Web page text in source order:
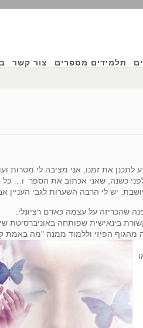
תלמידים מספרים צור קשר
לתכנן את זמנו, אני מציבה לי מטרות
כשנה, שאני אכתוב את הספר ו… כל
יש לי הרבה השערות לגבי העניין
שהכריזה על עצמה כאדם רציונלי.
בינאישית שפותחה באוניברסיטת
הפיזי וללמוד ממנה "מה באמת